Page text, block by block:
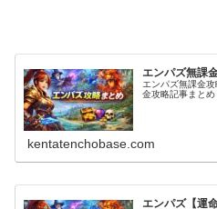
エンパズ無課
エンパズ無課金
金攻略記事まとめ
kentatenchobase.com
エンパズ【運